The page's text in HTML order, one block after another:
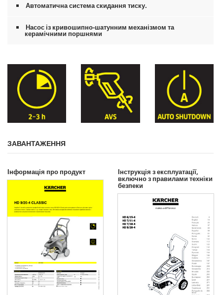
Автоматична система скидання тиску.
Насос із кривошипно-шатунним механізмом та
керамічними поршнями
ЗАВАНТАЖЕННЯ
Інформація про продукт Інструкція з експлуатації,
включно з правилами техніки
безпеки